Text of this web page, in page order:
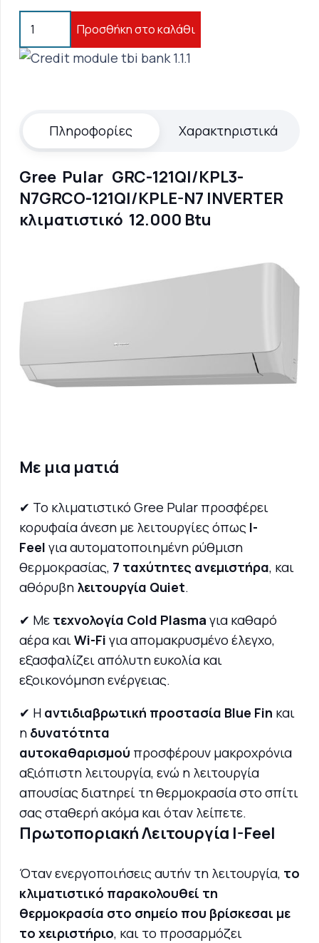
GRC-
N7
κλιματιστικό
12.000
Btu
Προσθήκη στο καλάθι
Πληροφορίες Χαρακτηριστικά
Gree Pular GRC-121QI/KPL3-
N7GRCO-121QI/KPLE-N7 INVERTER
κλιματιστικό 12.000 Btu
Με μια ματιά
✔ Το κλιματιστικό Gree Pular προσφέρει
κορυφαία άνεση με λειτουργίες όπως I-
Feel για αυτοματοποιημένη ρύθμιση
θερμοκρασίας, 7 ταχύτητες ανεμιστήρα, και
αθόρυβη λειτουργία Quiet.
✔ Με τεχνολογία Cold Plasma για καθαρό
αέρα καιWi-Fi για απομακρυσμένο έλεγχο,
εξασφαλίζει απόλυτη ευκολία και
εξοικονόμηση ενέργειας.
✔ Η αντιδιαβρωτική προστασία Blue Fin και
η δυνατότητα
αυτοκαθαρισμού προσφέρουν μακροχρόνια
αξιόπιστη λειτουργία, ενώ η λειτουργία
απουσίας διατηρεί τη θερμοκρασία στο σπίτι
σας σταθερή ακόμα και όταν λείπετε.
Πρωτοποριακή Λειτουργία I-Feel
Όταν ενεργοποιήσεις αυτήν τη λειτουργία, το
κλιματιστικό παρακολουθεί τη
θερμοκρασία στο σημείο που βρίσκεσαι με
το χειριστήριο, και το προσαρμόζει